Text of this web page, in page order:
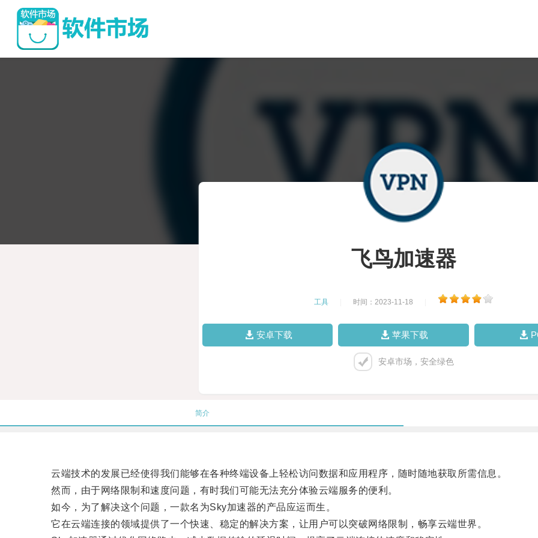
飞鸟加速器
工具 时间：2023-11-18
安卓下载 苹果下载
安卓市场，安全绿色
简介
云端技术的发展已经使得我们能够在各种终端设备上轻松访问数据和应用程序，随时随地获取所需信息。
然而，由于网络限制和速度问题，有时我们可能无法充分体验云端服务的便利。
如今，为了解决这个问题，一款名为Sky加速器的产品应运而生。
它在云端连接的领域提供了一个快速、稳定的解决方案，让用户可以突破网络限制，畅享云端世界。